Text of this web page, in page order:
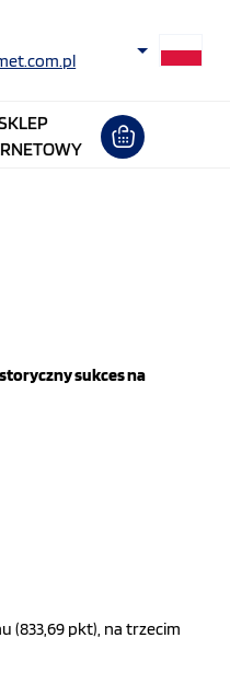
sukces na
(833,69 pkt), na trzecim